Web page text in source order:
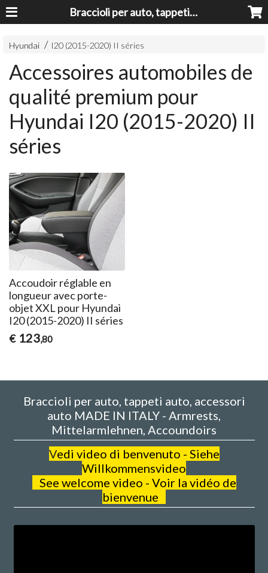
Braccioli per auto, tappeti auto, accessori auto MADE IN ITALY - Armrests, Mittelarmlehnen, Accoundoirs
Hyundai I20 (2015-2020) II séries
Accessoires automobiles de
qualité premium pour
Hyundai I20 (2015-2020) II
séries
Accoudoir réglable en
longueur avec porte-
objet XXL pour Hyundai
I20 (2015-2020) II séries
€ 123,80
Braccioli per auto, tappeti auto, accessori
auto MADE IN ITALY - Armrests,
Mittelarmlehnen, Accoundoirs
Vedi video di benvenuto - Siehe
Willkommensvideo
See welcome video - Voir la vidéo de
bienvenue